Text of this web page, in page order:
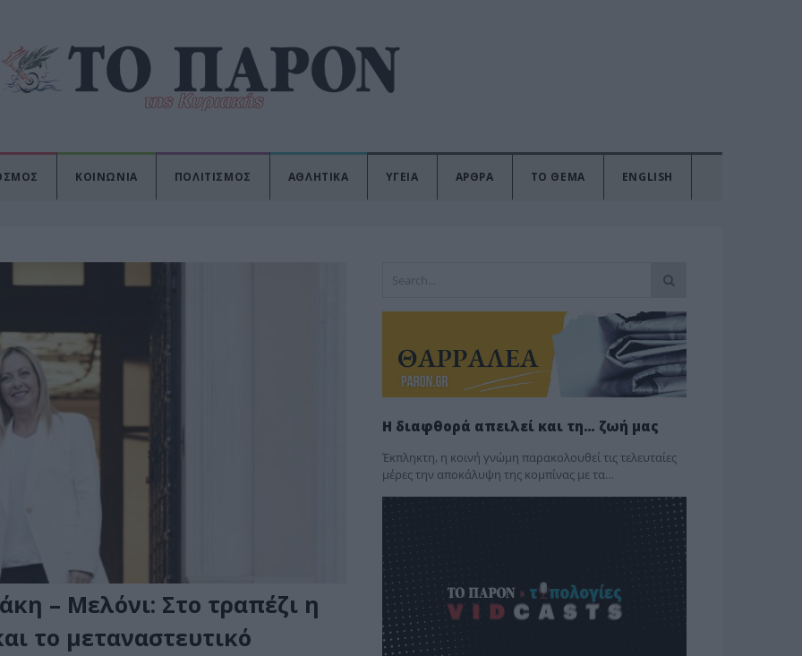
ΚΟΙΝΩΝΙΑ ΠΟΛΙΤΙΣΜΟΣ ΑΘΛΗΤΙΚΑ ΥΓΕΙΑ ΑΡΘΡΑ ΤΟ ΘΕΜΑ ENGLISH
– Μελόνι: Στο τραπέζι η
το μεταναστευτικό
Η διαφθορά απειλεί και τη… ζωή μας
Έκπληκτη, η κοινή γνώμη παρακολουθεί τις τελευταίες
μέρες την αποκάλυψη της κο­μπίνας με τα…